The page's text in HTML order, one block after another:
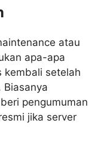
atau
apa-apa
kembali setelah
pengumuman
jika server